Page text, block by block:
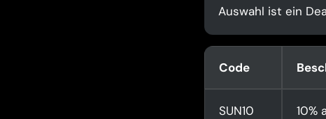
Auswahl ist ein
Code
SUN10
10%